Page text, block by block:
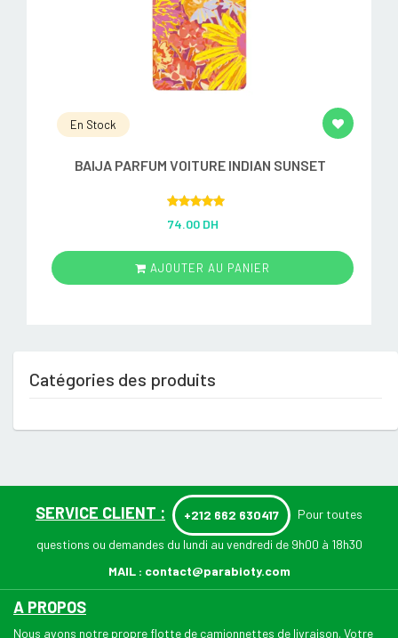
En Stock
BAIJA PARFUM VOITURE INDIAN SUNSET
out of 5
74.00 DH
AJOUTER AU PANIER
Catégories des produits
SERVICE CLIENT : +212 662 630417 Pour toutes
questions ou demandes du lundi au vendredi de 9h00 à 18h30
MAIL : contact@parabioty.com
A PROPOS
Nous avons notre propre flotte de camionnettes de livraison. Votre